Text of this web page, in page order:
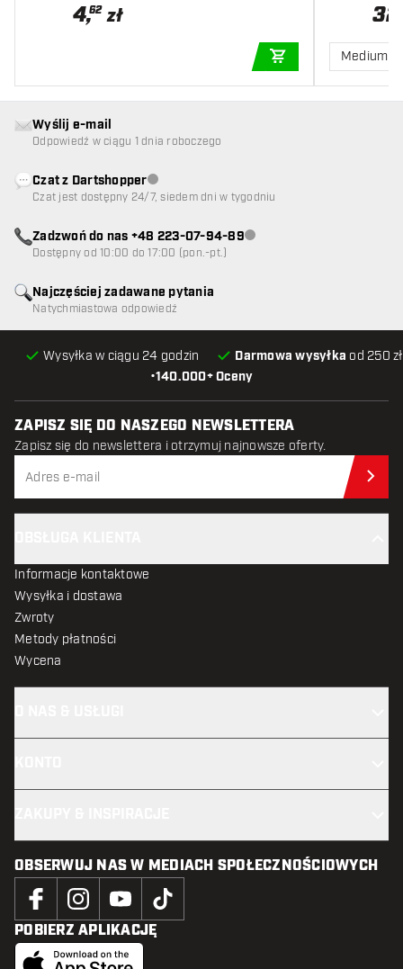
4,62 zł
DODAJ DO
32
Medium
•140.000+ Oceny
Wysyłka w ciągu 24 godzin Darmowa wysyłka od 250
Najczęściej zadawane pytania
Natychmiastowa odpowiedź
Wyślij e-mail
Odpowiedź w ciągu 1 dnia roboczego
Czat z DartshopperObsługa klienta niedostępna
Czat jest dostępny 24/7, siedem dni w tygodniu
Zadzwoń do nas +48 223-07-94-89Obsługa klienta niedostępna
Dostępny od 10:00 do 17:00 (pon.-pt.)
ZAPISZ SIĘ DO NASZEGO NEWSLETTERA
Zapisz się do newslettera i otrzymuj najnowsze oferty.
Informacje kontaktowe
Wysyłka i dostawa
Zwroty
Metody płatności
Wycena
OBSERWUJ NAS W MEDIACH SPOŁECZNOŚCIOWYCH
POBIERZ APLIKACJĘ